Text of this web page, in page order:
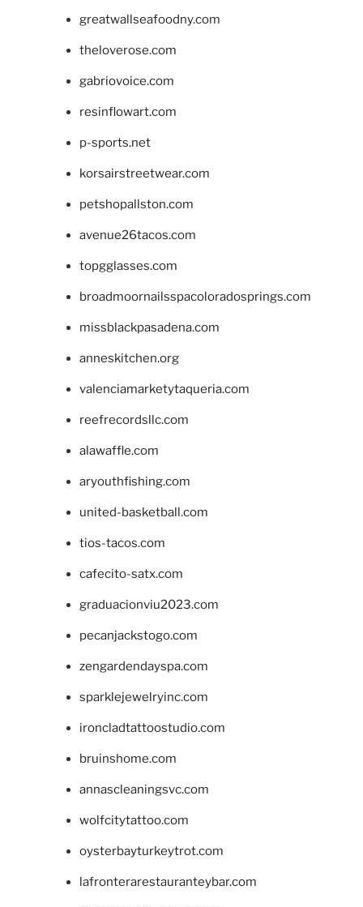
greatwallseafoodny.com
theloverose.com
gabriovoice.com
resinflowart.com
p-sports.net
korsairstreetwear.com
petshopallston.com
avenue26tacos.com
topgglasses.com
broadmoornailsspacoloradosprings.com
missblackpasadena.com
anneskitchen.org
valenciamarketytaqueria.com
reefrecordsllc.com
alawaffle.com
aryouthfishing.com
united-basketball.com
tios-tacos.com
cafecito-satx.com
graduacionviu2023.com
pecanjackstogo.com
zengardendayspa.com
sparklejewelryinc.com
ironcladtattoostudio.com
bruinshome.com
annascleaningsvc.com
wolfcitytattoo.com
oysterbayturkeytrot.com
lafronterarestauranteybar.com